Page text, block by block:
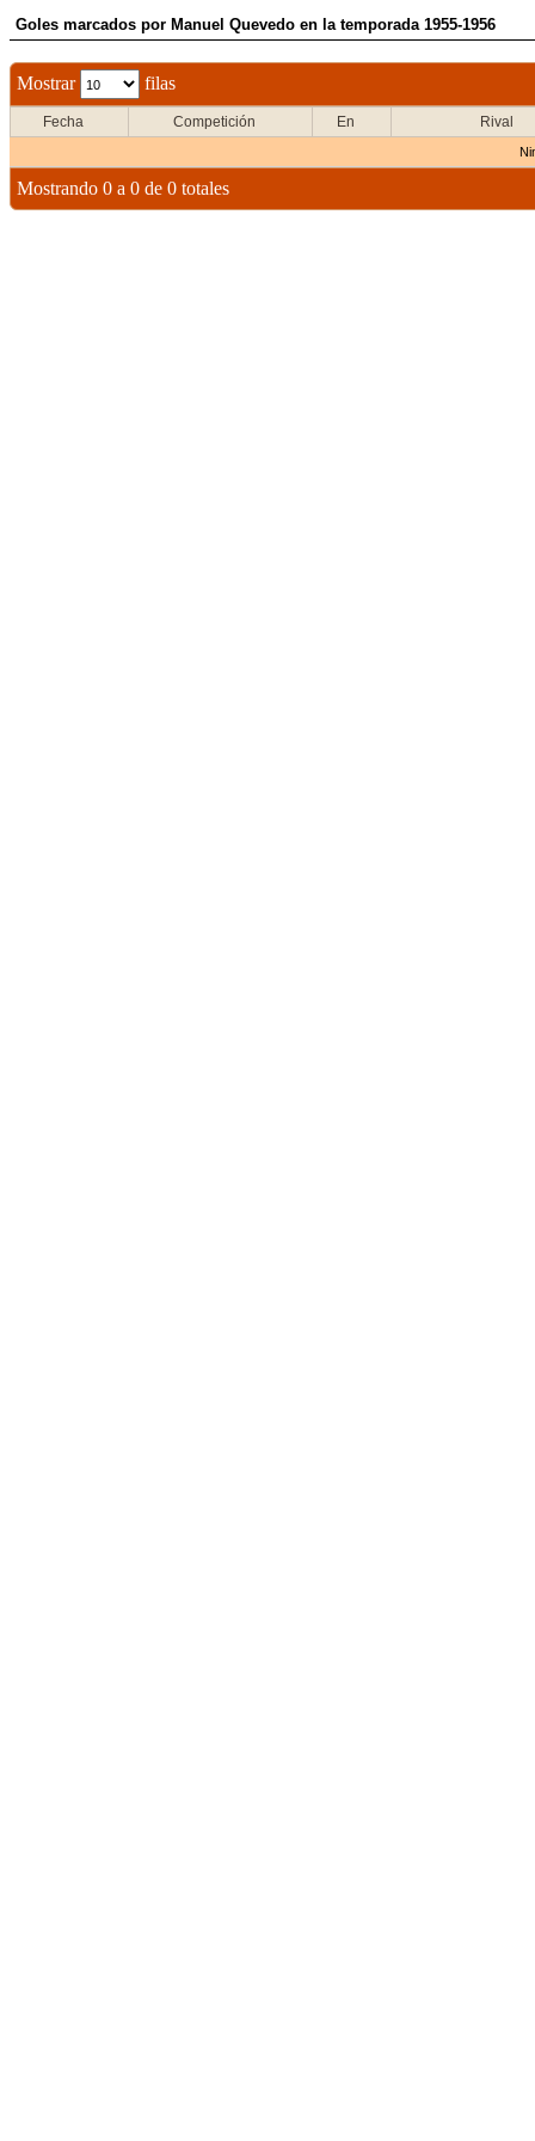
Goles marcados por Manuel Quevedo en la temporada 1955-1956
Mostrar filas
Fecha Competición En Rival
Mostrando 0 a 0 de 0 totales